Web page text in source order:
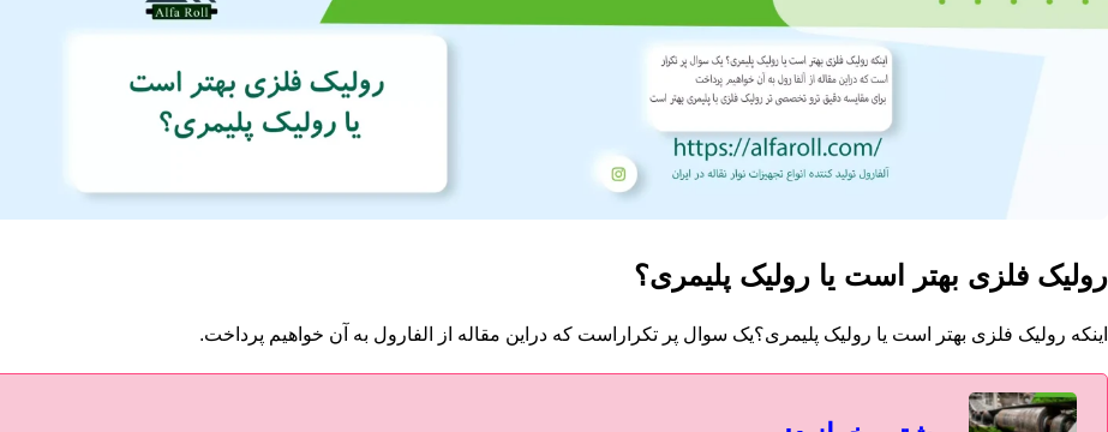
رولیک فلزی بهتر است یا رولیک پلیمری؟
اینکه رولیک فلزی بهتر است یا رولیک پلیمری؟یک سوال پر تکراراست که دراین مقاله از ا لفارول به آن خواهیم پرداخت.